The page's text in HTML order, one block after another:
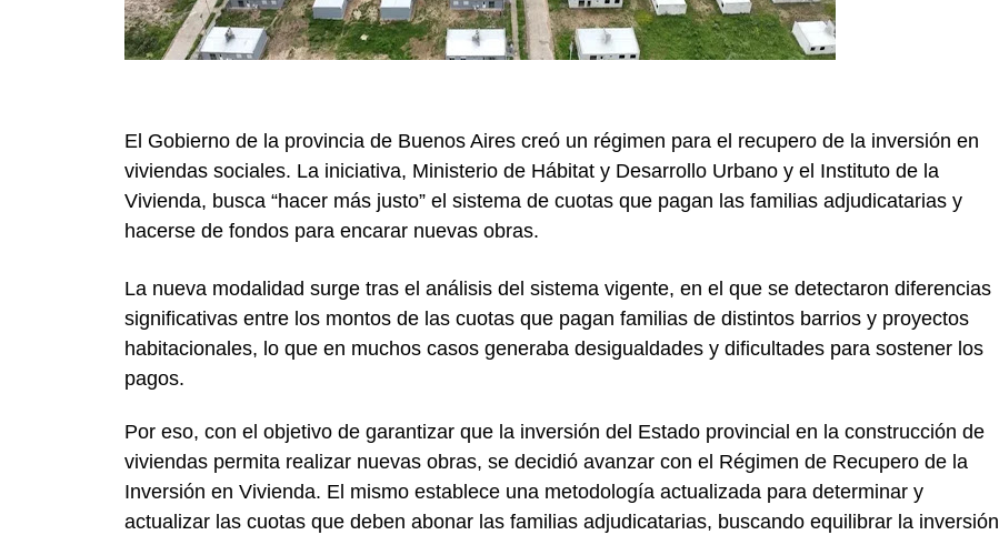
El Gobierno de la provincia de Buenos Aires creó un régimen para el recupero de la inversión en
viviendas sociales. La iniciativa, Ministerio de Hábitat y Desarrollo Urbano y el Instituto de la
Vivienda, busca “hacer más justo” el sistema de cuotas que pagan las familias adjudicatarias y
hacerse de fondos para encarar nuevas obras.
La nueva modalidad surge tras el análisis del sistema vigente, en el que se detectaron diferencias
significativas entre los montos de las cuotas que pagan familias de distintos barrios y proyectos
habitacionales, lo que en muchos casos generaba desigualdades y dificultades para sostener los
pagos.
Por eso, con el objetivo de garantizar que la inversión del Estado provincial en la construcción de
viviendas permita realizar nuevas obras, se decidió avanzar con el Régimen de Recupero de la
Inversión en Vivienda. El mismo establece una metodología actualizada para determinar y
actualizar las cuotas que deben abonar las familias adjudicatarias, buscando equilibrar la inversión